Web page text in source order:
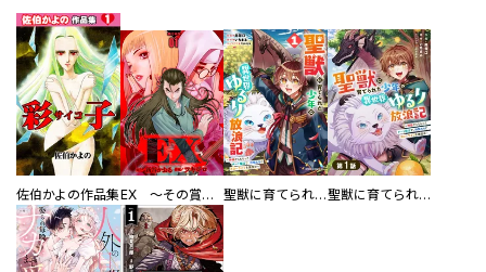
佐伯かよの作品集 EX ～その賞金稼ぎは、世界の出口を探す～【単行本版】 聖獣に育てられた少年の異世界ゆるり放浪記～神様からもらったチート魔法で、仲間たちとスローライフを満喫中～ 聖獣に育てられた少年の異世界ゆるり放浪記～神様からもらったチート魔法で、仲間たちとスローライフを満喫中～【分冊版】